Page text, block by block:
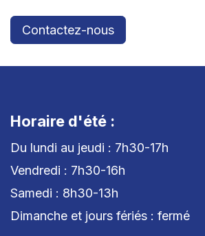
Contactez-nous
Horaire d'été :
Du lundi au jeudi : 7h30-17h
Vendredi : 7h30-16h
Samedi : 8h30-13h
Dimanche et jours fériés : fermé